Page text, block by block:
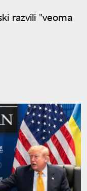
razvili "veoma